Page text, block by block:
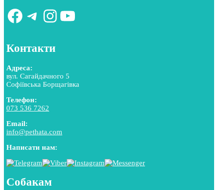
Facebook
Telegram
Instagram
YouTube
Контакти
Адреса:
вул. Сагайдачного 5
Софіївська Борщагівка
Телефон:
073 536 7262
Email:
info@pethata.com
Написати нам:
Собакам